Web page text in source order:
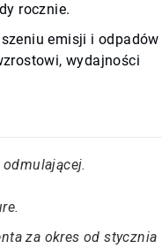
rocznie.
emisji i odpadów
wydajności
za okres od stycznia